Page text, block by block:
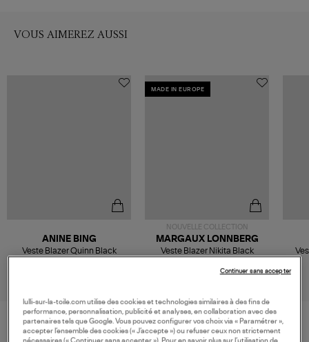
VOUS AIMEREZ AUSSI
ANINE BING
Veste Blazer Quinn Black
MADE IN EUROPE
NOUVELLE COLLECTION
MARGAUX LONNBERG
Veste Blazer Nikita Black
lulli-sur-la-toile.com utilise des cookies et technologies similaires à des fins de
performance, personnalisation, publicité et analyses, en collaboration avec des
partenaires tels que Google. Vous pouvez configurer vos choix via « Paramétrer »,
accepter l’ensemble des cookies (« J’accepte ») ou refuser ceux non strictement
Continuer sans accepter